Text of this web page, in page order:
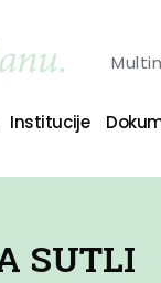
Institucije
SUTLI